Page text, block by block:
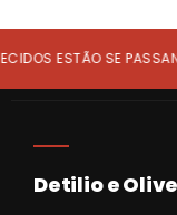
ESTÃO SE
Detilio e